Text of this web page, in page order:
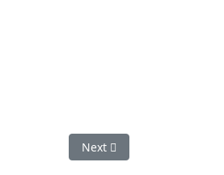
Next article: Sobre o GIFA
Next